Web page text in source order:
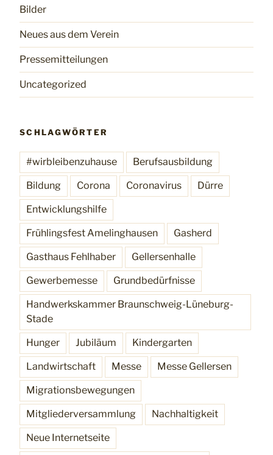
Bilder
Neues aus dem Verein
Pressemitteilungen
Uncategorized
SCHLAGWÖRTER
#wirbleibenzuhause Berufsausbildung
Bildung Corona Coronavirus Dürre
Entwicklungshilfe
Frühlingsfest Amelinghausen Gasherd
Gasthaus Fehlhaber Gellersenhalle
Gewerbemesse Grundbedürfnisse
Handwerkskammer Braunschweig-Lüneburg-
Stade
Hunger Jubiläum Kindergarten
Landwirtschaft Messe Messe Gellersen
Migrationsbewegungen
Mitgliederversammlung Nachhaltigkeit
Neue Internetseite